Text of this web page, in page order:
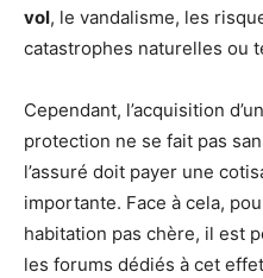
vol, le vandalisme, les
catastrophes naturelles ou
Cependant, l’acquisition
protection ne se fait pas
l’assuré doit payer une
importante. Face à cela,
habitation pas chère, il est
les forums dédiés à cet